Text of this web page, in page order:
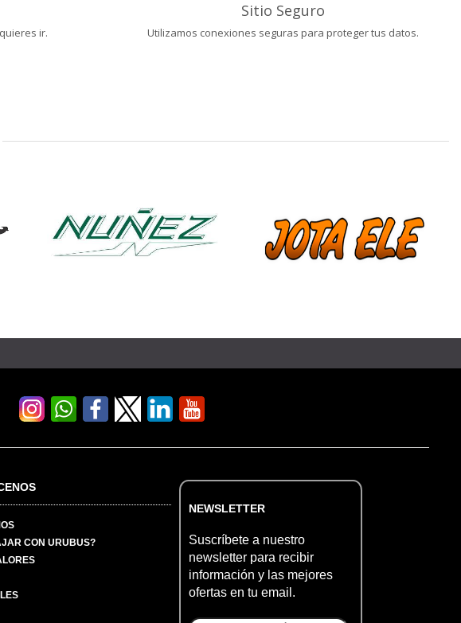
ir.
Sitio Seguro
Utilizamos conexiones seguras para proteger tus datos.
CON URUBUS?
NEWSLETTER
Suscríbete a nuestro
newsletter para recibir
información y las mejores
ofertas en tu email.